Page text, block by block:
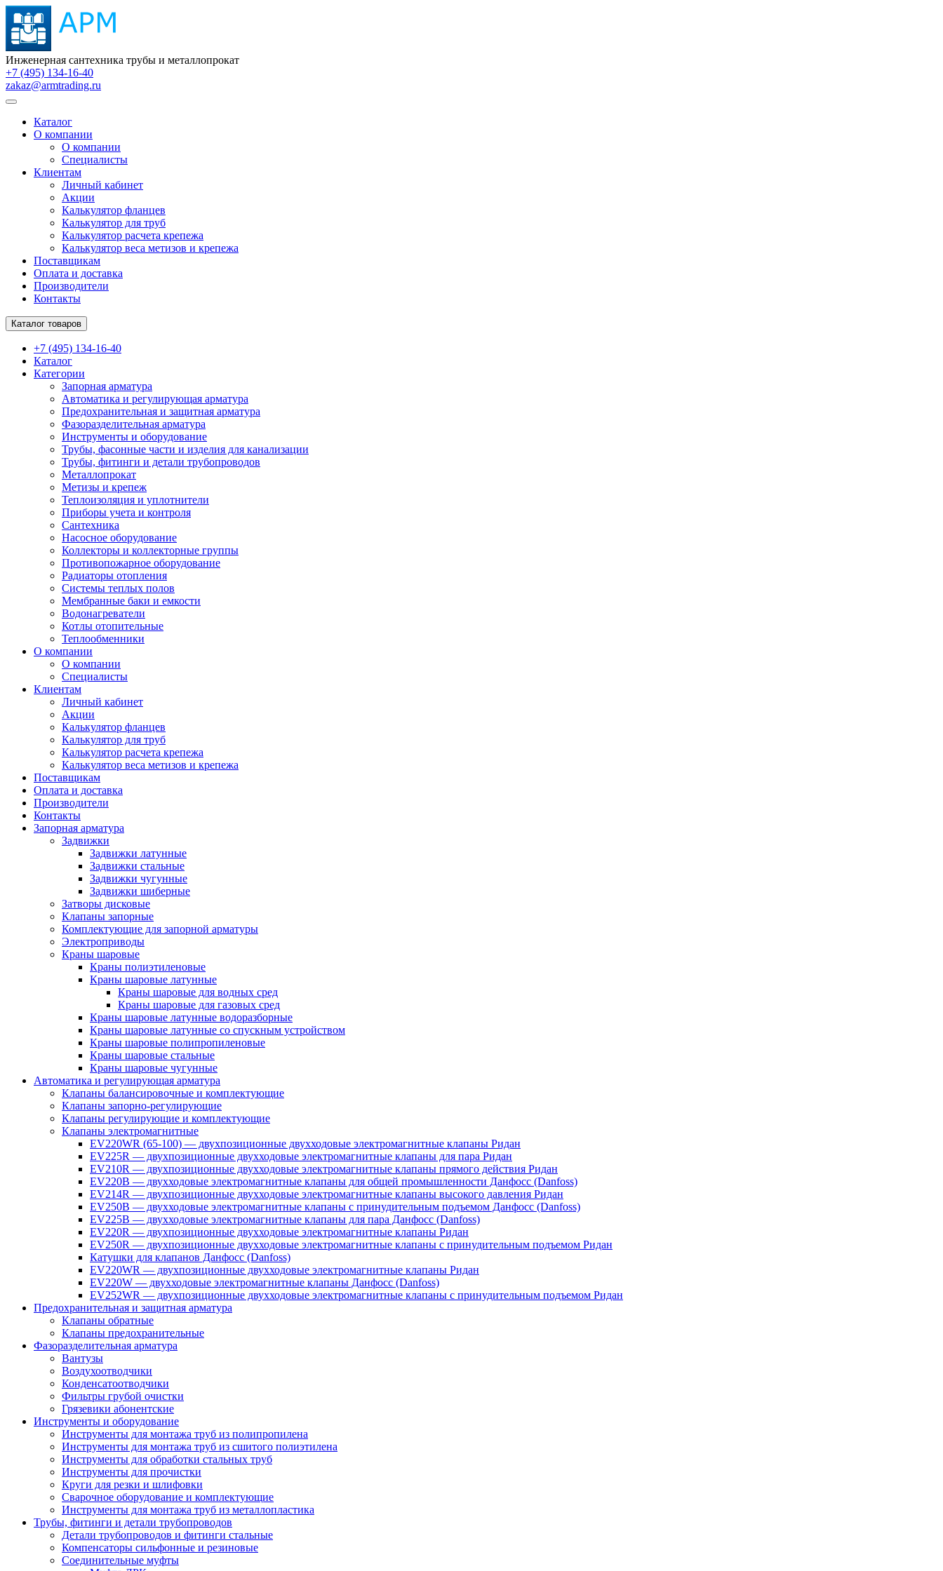
Инженерная сантехника трубы и металлопрокат
+7 (495) 134-16-40
zakaz@armtrading.ru
Каталог
О компании
О компании
Специалисты
Клиентам
Личный кабинет
Акции
Калькулятор фланцев
Калькулятор для труб
Калькулятор расчета крепежа
Калькулятор веса метизов и крепежа
Поставщикам
Оплата и доставка
Производители
Контакты
Каталог товаров
+7 (495) 134-16-40
Каталог
Категории
Запорная арматура
Автоматика и регулирующая арматура
Предохранительная и защитная арматура
Фазоразделительная арматура
Инструменты и оборудование
Трубы, фасонные части и изделия для канализации
Трубы, фитинги и детали трубопроводов
Металлопрокат
Метизы и крепеж
Теплоизоляция и уплотнители
Приборы учета и контроля
Сантехника
Насосное оборудование
Коллекторы и коллекторные группы
Противопожарное оборудование
Радиаторы отопления
Системы теплых полов
Мембранные баки и емкости
Водонагреватели
Котлы отопительные
Теплообменники
О компании
О компании
Специалисты
Клиентам
Личный кабинет
Акции
Калькулятор фланцев
Калькулятор для труб
Калькулятор расчета крепежа
Калькулятор веса метизов и крепежа
Поставщикам
Оплата и доставка
Производители
Контакты
Запорная арматура
Задвижки
Задвижки латунные
Задвижки стальные
Задвижки чугунные
Задвижки шиберные
Затворы дисковые
Клапаны запорные
Комплектующие для запорной арматуры
Электроприводы
Краны шаровые
Краны полиэтиленовые
Краны шаровые латунные
Краны шаровые для водных сред
Краны шаровые для газовых сред
Краны шаровые латунные водоразборные
Краны шаровые латунные со спускным устройством
Краны шаровые полипропиленовые
Краны шаровые стальные
Краны шаровые чугунные
Автоматика и регулирующая арматура
Клапаны балансировочные и комплектующие
Клапаны запорно-регулирующие
Клапаны регулирующие и комплектующие
Клапаны электромагнитные
EV220WR (65-100) — двухпозиционные двухходовые электромагнитные клапаны Ридан
EV225R — двухпозиционные двухходовые электромагнитные клапаны для пара Ридан
EV210R — двухпозиционные двухходовые электромагнитные клапаны прямого действия Ридан
EV220B — двухходовые электромагнитные клапаны для общей промышленности Данфосс (Danfoss)
EV214R — двухпозиционные двухходовые электромагнитные клапаны высокого давления Ридан
EV250B — двухходовые электромагнитные клапаны с принудительным подъемом Данфосс (Danfoss)
EV225B — двухходовые электромагнитные клапаны для пара Данфосс (Danfoss)
EV220R — двухпозиционные двухходовые электромагнитные клапаны Ридан
EV250R — двухпозиционные двухходовые электромагнитные клапаны с принудительным подъемом Ридан
Катушки для клапанов Данфосс (Danfoss)
EV220WR — двухпозиционные двухходовые электромагнитные клапаны Ридан
EV220W — двухходовые электромагнитные клапаны Данфосс (Danfoss)
EV252WR — двухпозиционные двухходовые электромагнитные клапаны с принудительным подъемом Ридан
Предохранительная и защитная арматура
Клапаны обратные
Клапаны предохранительные
Фазоразделительная арматура
Вантузы
Воздухоотводчики
Конденсатоотводчики
Фильтры грубой очистки
Грязевики абонентские
Инструменты и оборудование
Инструменты для монтажа труб из полипропилена
Инструменты для монтажа труб из сшитого полиэтилена
Инструменты для обработки стальных труб
Инструменты для прочистки
Круги для резки и шлифовки
Сварочное оборудование и комплектующие
Инструменты для монтажа труб из металлопластика
Трубы, фитинги и детали трубопроводов
Детали трубопроводов и фитинги стальные
Компенсаторы сильфонные и резиновые
Соединительные муфты